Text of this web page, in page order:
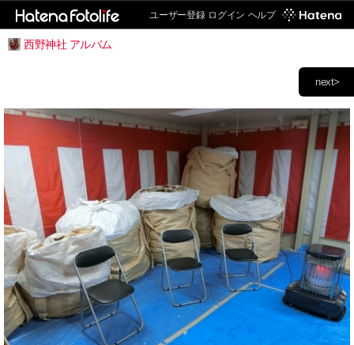
ユーザー登録 ログイン ヘルプ
西野神社 アルバム
next>